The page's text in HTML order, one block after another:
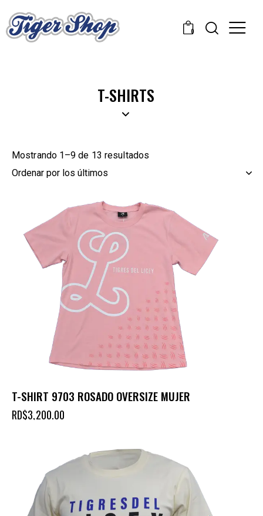
0
T-SHIRTS
Mostrando 1–9 de 13 resultados
T-SHIRT 9703 ROSADO OVERSIZE MUJER
RD$3,200.00